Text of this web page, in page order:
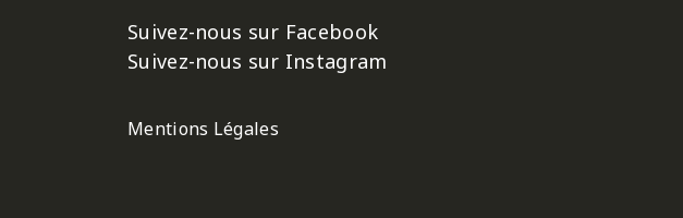
Suivez-nous sur Facebook
Suivez-nous sur Instagram
Mentions Légales